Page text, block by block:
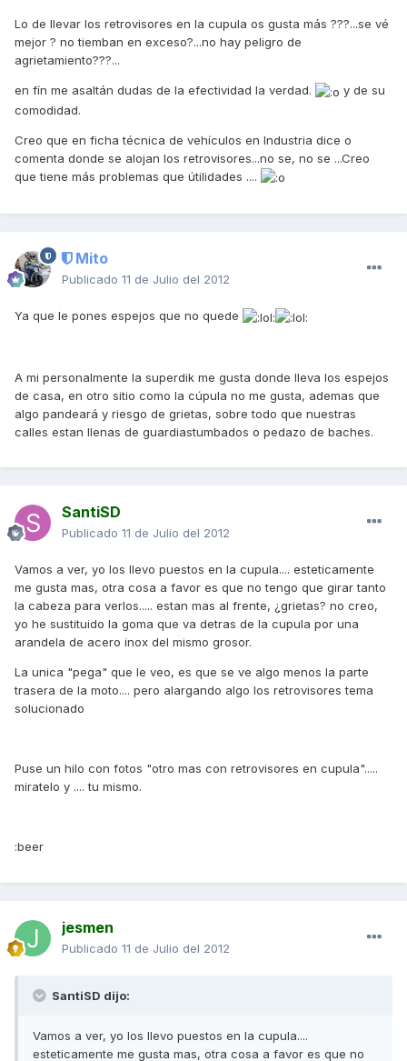
Lo de llevar los retrovisores en la cupula os gusta más ???...se vé
mejor ? no tiemban en exceso?...no hay peligro de
agrietamiento???...
en fín me asaltán dudas de la efectividad la verdad.
y de su
comodidad.
Creo que en ficha técnica de vehículos en Industria dice o
comenta donde se alojan los retrovisores...no se, no se ...Creo
que tiene más problemas que útilidades ....
Mito
Publicado 11 de Julio del 2012
Ya que le pones espejos que no quede
A mi personalmente la superdik me gusta donde lleva los espejos
de casa, en otro sitio como la cúpula no me gusta, ademas que
algo pandeará y riesgo de grietas, sobre todo que nuestras
calles estan llenas de guardiastumbados o pedazo de baches.
SantiSD
Publicado 11 de Julio del 2012
Vamos a ver, yo los llevo puestos en la cupula.... esteticamente
me gusta mas, otra cosa a favor es que no tengo que girar tanto
la cabeza para verlos..... estan mas al frente, ¿grietas? no creo,
yo he sustituido la goma que va detras de la cupula por una
arandela de acero inox del mismo grosor.
La unica "pega" que le veo, es que se ve algo menos la parte
trasera de la moto.... pero alargando algo los retrovisores tema
solucionado
Puse un hilo con fotos "otro mas con retrovisores en cupula".....
miratelo y .... tu mismo.
:beer
jesmen
Publicado 11 de Julio del 2012
SantiSD dijo:
Vamos a ver, yo los llevo puestos en la cupula....
esteticamente me gusta mas, otra cosa a favor es que no